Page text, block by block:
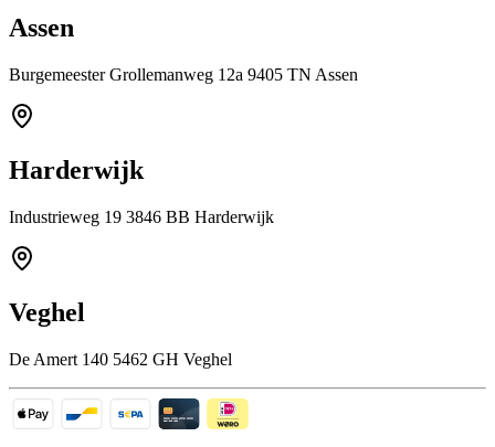
Assen
Burgemeester Grollemanweg 12a 9405 TN Assen
Harderwijk
Industrieweg 19 3846 BB Harderwijk
Veghel
De Amert 140 5462 GH Veghel